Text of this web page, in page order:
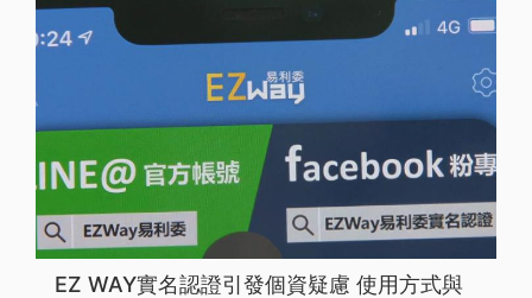
EZ WAY實名認證引發個資疑慮 使用方式與